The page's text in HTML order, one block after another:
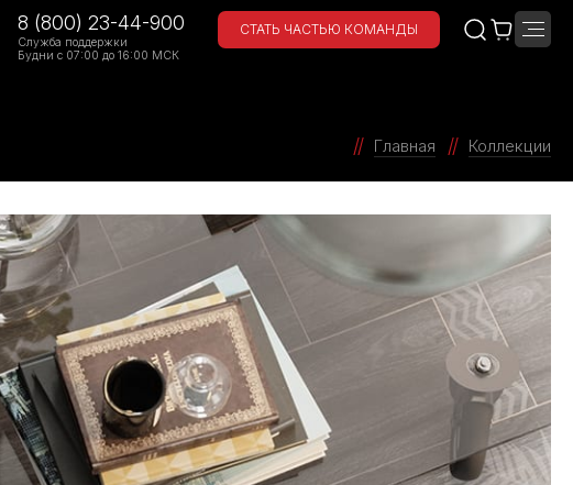
8 (800) 23-44-900
Служба поддержки
Будни с 07:00 до 16:00 МСК
СТАТЬ ЧАСТЬЮ КОМАНДЫ
Главная Коллекции